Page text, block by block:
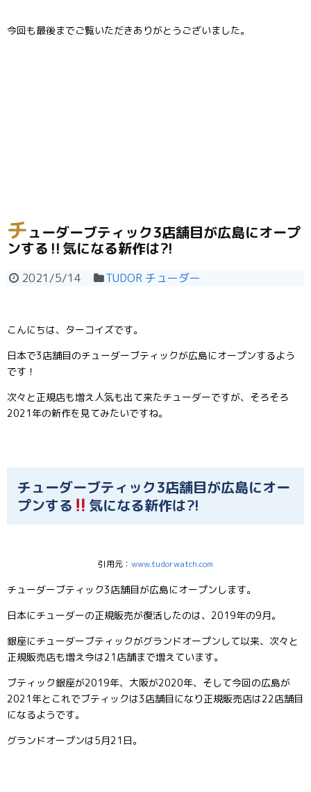
今回も最後までご覧いただきありがとうございました。
チューダーブティック3店舗目が広島にオープ
ンする‼気になる新作は⁈
2021/5/14 TUDOR チューダー
こんにちは、ターコイズです。
日本で3店舗目のチューダーブティックが広島にオープンするよう
です！
次々と正規店も増え人気も出て来たチューダーですが、そろそろ
2021年の新作を見てみたいですね。
チューダーブティック3店舗目が広島にオー
プンする
気になる新作は⁈
引用元： www.tudorwatch.com
チューダーブティック3店舗目が広島にオープンします。
日本にチューダーの正規販売が復活したのは、2019年の9月。
銀座にチューダーブティックがグランドオープンして以来、次々と
正規販売店も増え今は21店舗まで増えています。
ブティック銀座が2019年、大阪が2020年、そして今回の広島が
2021年とこれでブティックは3店舗目になり正規販売店は22店舗目
になるようです。
グランドオープンは5月21日。